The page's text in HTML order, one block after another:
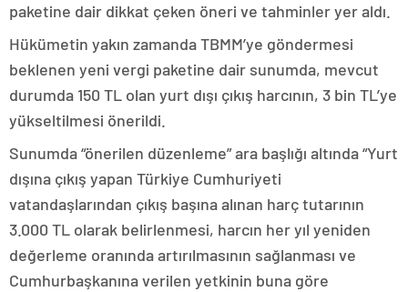
paketine dair dikkat çeken öneri ve tahminler yer aldı.
Hükümetin yakın zamanda TBMM’ye göndermesi
beklenen yeni vergi paketine dair sunumda, mevcut
durumda 150 TL olan yurt dışı çıkış harcının, 3 bin TL’ye
yükseltilmesi önerildi.
Sunumda “önerilen düzenleme” ara başlığı altında “Yurt
dışına çıkış yapan Türkiye Cumhuriyeti
vatandaşlarından çıkış başına alınan harç tutarının
3.000 TL olarak belirlenmesi, harcın her yıl yeniden
değerleme oranında artırılmasının sağlanması ve
Cumhurbaşkanına verilen yetkinin buna göre